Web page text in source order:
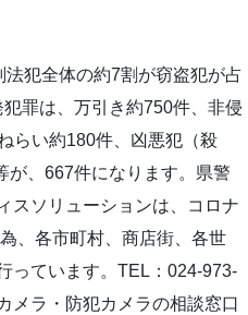
犯全体の約7割が窃盗犯が占
罪は、万引き約750件、非侵
らい約180件、凶悪犯（殺
が、667件になります。県警
スソリューションは、コロナ
、各市町村、商店街、各世
っています。TEL：024-973-
ラ・防犯カメラの相談窓口